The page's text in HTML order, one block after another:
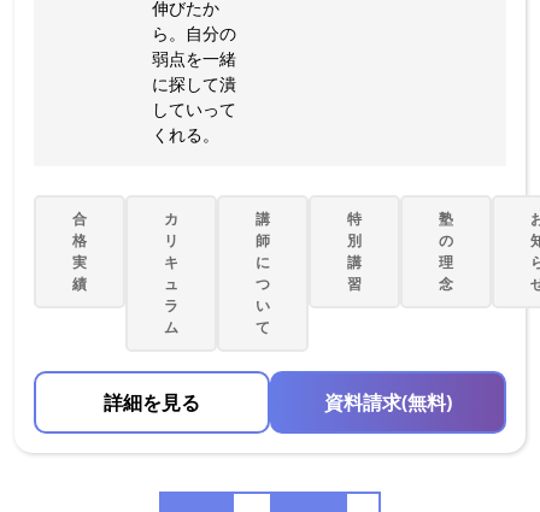
伸びたか
ら。自分の
弱点を一緒
に探して潰
していって
くれる。
合
格
実
績
カ
リ
キ
ュ
ラ
ム
講
師
に
つ
い
て
特
別
講
習
塾
の
理
念
詳細を見る 資料請求(無料)